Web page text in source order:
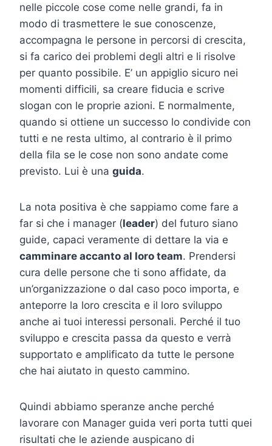
nelle piccole cose come nelle grandi, fa in
modo di trasmettere le sue conoscenze,
accompagna le persone in percorsi di crescita,
si fa carico dei problemi degli altri e li risolve
per quanto possibile. E’ un appiglio sicuro nei
momenti difficili, sa creare fiducia e scrive
slogan con le proprie azioni. E normalmente,
quando si ottiene un successo lo condivide con
tutti e ne resta ultimo, al contrario è il primo
della fila se le cose non sono andate come
previsto. Lui è una guida.
La nota positiva è che sappiamo come fare a
far si che i manager (leader) del futuro siano
guide, capaci veramente di dettare la via e
camminare accanto al loro team. Prendersi
cura delle persone che ti sono affidate, da
un’organizzazione o dal caso poco importa, e
anteporre la loro crescita e il loro sviluppo
anche ai tuoi interessi personali. Perché il tuo
sviluppo e crescita passa da questo e verrà
supportato e amplificato da tutte le persone
che hai aiutato in questo cammino.
Quindi abbiamo speranze anche perché
lavorare con Manager guida veri porta tutti quei
risultati che le aziende auspicano di